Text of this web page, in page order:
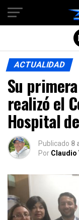
ACTUALIDAD
Su
realizó el
Hospital
Publicado 8
Por Claudio